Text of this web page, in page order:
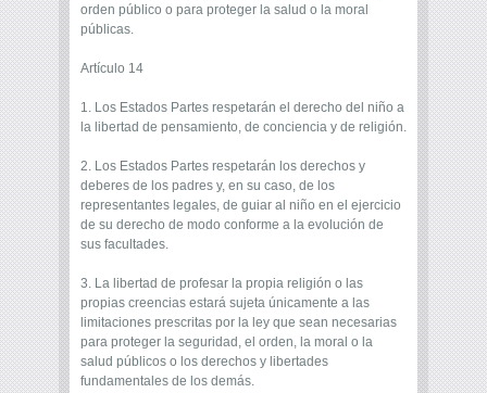
orden público o para proteger la salud o la moral
públicas.
Artículo 14
1. Los Estados Partes respetarán el derecho del niño a
la libertad de pensamiento, de conciencia y de religión.
2. Los Estados Partes respetarán los derechos y
deberes de los padres y, en su caso, de los
representantes legales, de guiar al niño en el ejercicio
de su derecho de modo conforme a la evolución de
sus facultades.
3. La libertad de profesar la propia religión o las
propias creencias estará sujeta únicamente a las
limitaciones prescritas por la ley que sean necesarias
para proteger la seguridad, el orden, la moral o la
salud públicos o los derechos y libertades
fundamentales de los demás.